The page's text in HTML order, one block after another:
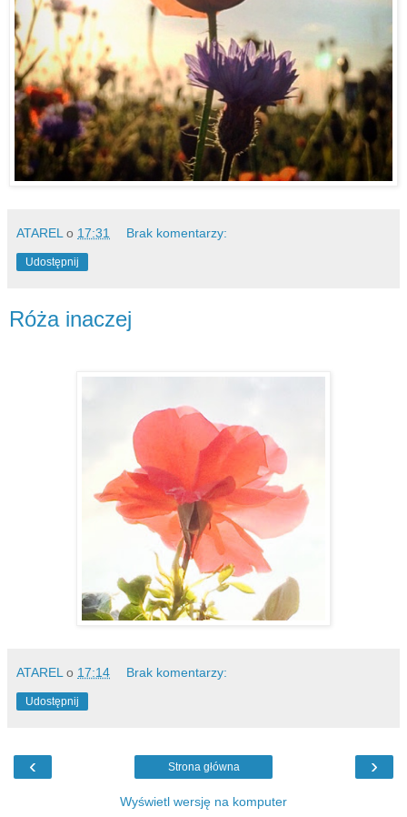
ATAREL o 17:31 Brak komentarzy:
Udostępnij
Róża inaczej
ATAREL o 17:14 Brak komentarzy:
Udostępnij
‹ ›
Strona główna
Wyświetl wersję na komputer